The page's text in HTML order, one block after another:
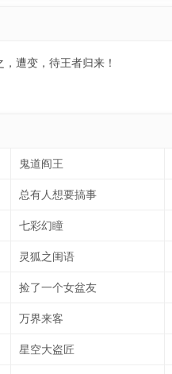
遭变，待王者归来！
鬼道阎王
总有人想要搞事
七彩幻瞳
灵狐之闺语
捡了一个女盆友
万界来客
星空大盗匠